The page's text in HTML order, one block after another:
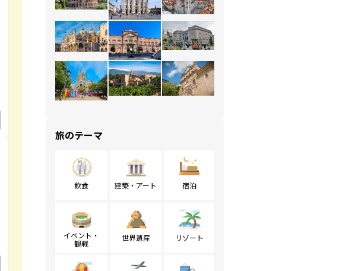
旅のテーマ
飲食 建築・アート 宿泊
イベント・
観戦
世界遺産 リゾート